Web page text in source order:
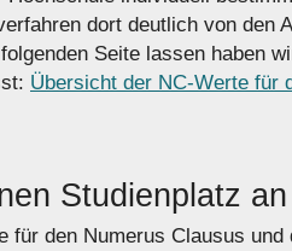
dort deutlich von den
Seite lassen haben
Übersicht der NC-Werte für
Studienplatz
für den Numerus Clausus